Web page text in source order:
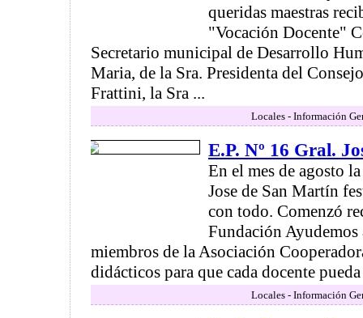
queridas maestras
"Vocación Docente"
Secretario municipal de Desarrollo
Maria, de la Sra. Presidenta del
Frattini, la Sra ...
Locales - Información
E.P. Nº 16 Gral.
En el mes de agosto
Jose de San Martín
con todo. Comenzó
Fundación Ayudemos
miembros de la Asociación
didácticos para que cada docente
Locales - Información